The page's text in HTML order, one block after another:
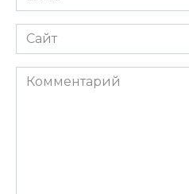
*
Сайт
Комментарий